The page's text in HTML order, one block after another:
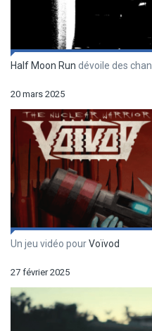
Half Moon Run dévoile des
20 mars 2025
Un jeu vidéo pourVoïvod
27 février 2025